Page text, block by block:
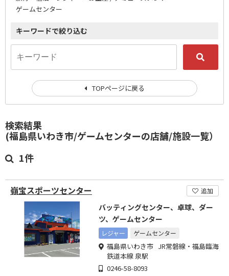
検索結果
(福島県いわき市/ゲームセンターの店舗/施設一覧）
1件
嶺宝スポーツセンター 追加
バッティングセンター、卓球、ダー
ツ、ゲームセンター
レジャー ゲームセンター
福島県いわき市 JR常磐線・福島臨海
鉄道本線 泉駅
0246-58-8093
ゲームセンター
キーワードで絞り込む
TOPページに戻る